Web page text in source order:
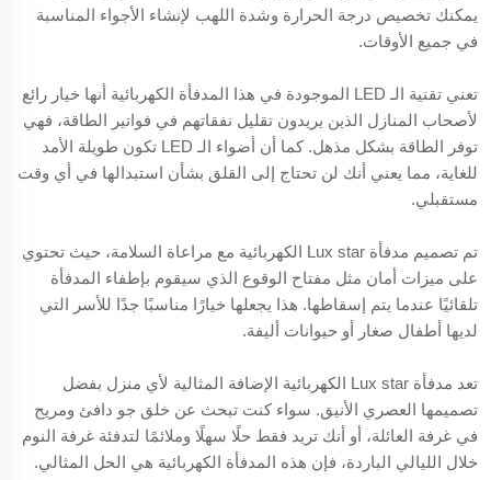
يمكنك تخصيص درجة الحرارة وشدة اللهب لإنشاء الأجواء المناسبة
في جميع الأوقات.
تعني تقنية الـ LED الموجودة في هذا المدفأة الكهربائية أنها خيار رائع
لأصحاب المنازل الذين يريدون تقليل نفقاتهم في فواتير الطاقة، فهي
توفر الطاقة بشكل مذهل. كما أن أضواء الـ LED تكون طويلة الأمد
للغاية، مما يعني أنك لن تحتاج إلى القلق بشأن استبدالها في أي وقت
مستقبلي.
تم تصميم مدفأة Lux star الكهربائية مع مراعاة السلامة، حيث تحتوي
على ميزات أمان مثل مفتاح الوقوع الذي سيقوم بإطفاء المدفأة
تلقائيًا عندما يتم إسقاطها. هذا يجعلها خيارًا مناسبًا جدًا للأسر التي
لديها أطفال صغار أو حيوانات أليفة.
تعد مدفأة Lux star الكهربائية الإضافة المثالية لأي منزل بفضل
تصميمها العصري الأنيق. سواء كنت تبحث عن خلق جو دافئ ومريح
في غرفة العائلة، أو أنك تريد فقط حلًا سهلًا وملائمًا لتدفئة غرفة النوم
خلال الليالي الباردة، فإن هذه المدفأة الكهربائية هي الحل المثالي.